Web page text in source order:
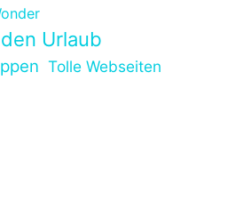
Urlaub
Tolle Webseiten